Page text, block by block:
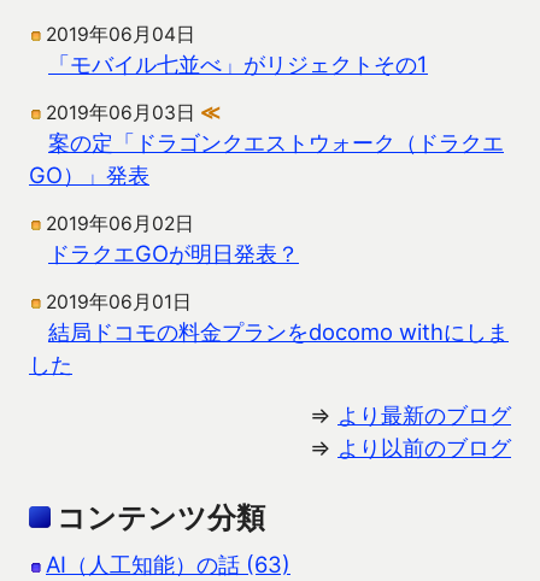
2019年06月04日
「モバイル七並べ」がリジェクトその1
2019年06月03日 ≪
案の定「ドラゴンクエストウォーク（ドラクエ
GO）」発表
2019年06月02日
ドラクエGOが明日発表？
2019年06月01日
結局ドコモの料金プランをdocomo withにしま
した
⇒ より最新のブログ
⇒ より以前のブログ
コンテンツ分類
AI（人工知能）の話 (63)